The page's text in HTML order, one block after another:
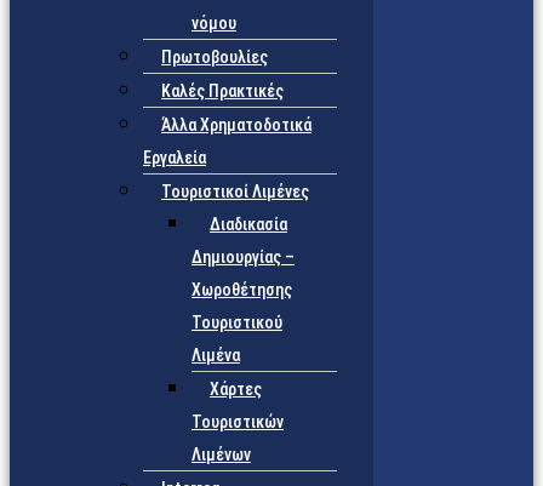
νόμου
Πρωτοβουλίες
Καλές Πρακτικές
Άλλα Χρηματοδοτικά
Εργαλεία
Τουριστικοί Λιμένες
Διαδικασία
Δημιουργίας –
Χωροθέτησης
Τουριστικού
Λιμένα
Χάρτες
Τουριστικών
Λιμένων